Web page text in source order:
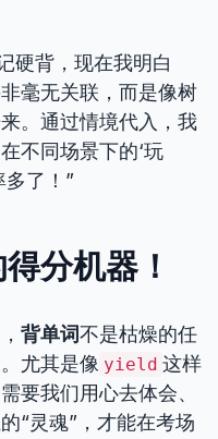
硬背，现在我明白
毫无关联，而是像树
。通过情境代入，我
不同场景下的‘玩
多了！”
分机器！
背单词不是枯燥的任
尤其是像 yield 这样
需要我们用心去体会、
“灵魂”，才能在考场